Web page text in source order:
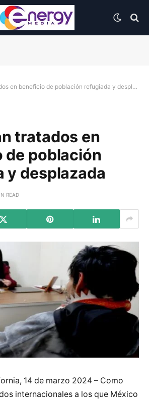
en beneficio de población refugiada y desplazada
tratados en
de población
y desplazada
READ
14 de marzo 2024 – Como
internacionales a los que México